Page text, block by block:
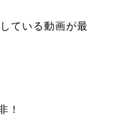
ている動画が最
！